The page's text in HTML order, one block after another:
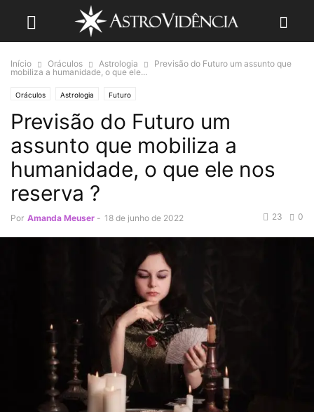
Início Oráculos Astrologia
Previsão do Futuro um assunto que
mobiliza a humanidade, o que ele...
Oráculos Astrologia Futuro
Previsão do Futuro um
assunto que mobiliza a
humanidade, o que ele nos
reserva ?
Por Amanda Meuser - 18 de junho de 2022 0
23